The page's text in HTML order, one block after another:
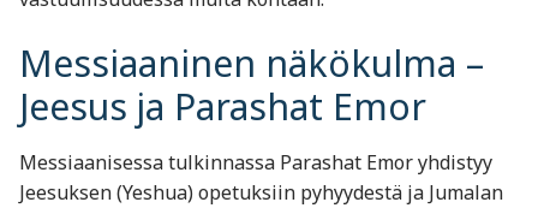
Messiaaninen näkökulma –
Jeesus ja Parashat Emor
Messiaanisessa tulkinnassa Parashat Emor yhdistyy
Jeesuksen (Yeshua) opetuksiin pyhyydestä ja Jumalan